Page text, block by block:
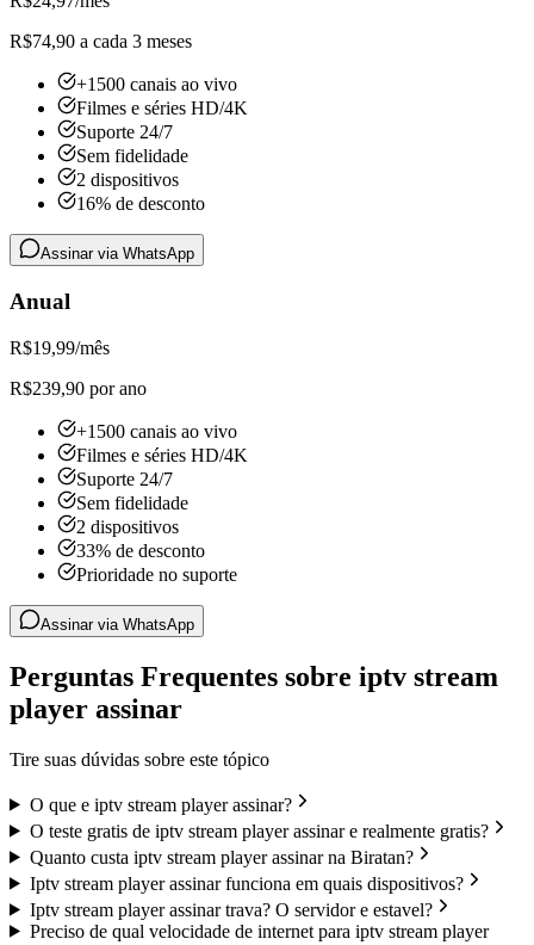
R$74,90 a cada 3 meses
+1500 canais ao vivo
Filmes e séries HD/4K
Suporte 24/7
Sem fidelidade
2 dispositivos
16% de desconto
Assinar via WhatsApp
Anual
R$19,99/mês
R$239,90 por ano
+1500 canais ao vivo
Filmes e séries HD/4K
Suporte 24/7
Sem fidelidade
2 dispositivos
33% de desconto
Prioridade no suporte
Assinar via WhatsApp
Perguntas Frequentes sobre iptv stream
player assinar
Tire suas dúvidas sobre este tópico
O que e iptv stream player assinar?
O teste gratis de iptv stream player assinar e realmente gratis?
Quanto custa iptv stream player assinar na Biratan?
Iptv stream player assinar funciona em quais dispositivos?
Iptv stream player assinar trava? O servidor e estavel?
Preciso de qual velocidade de internet para iptv stream player